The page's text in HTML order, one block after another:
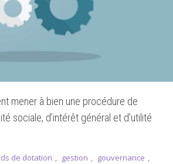
mener à bien une procédure de
sociale, d’intérêt général et d’utilité
de dotation , gestion , gouvernance ,